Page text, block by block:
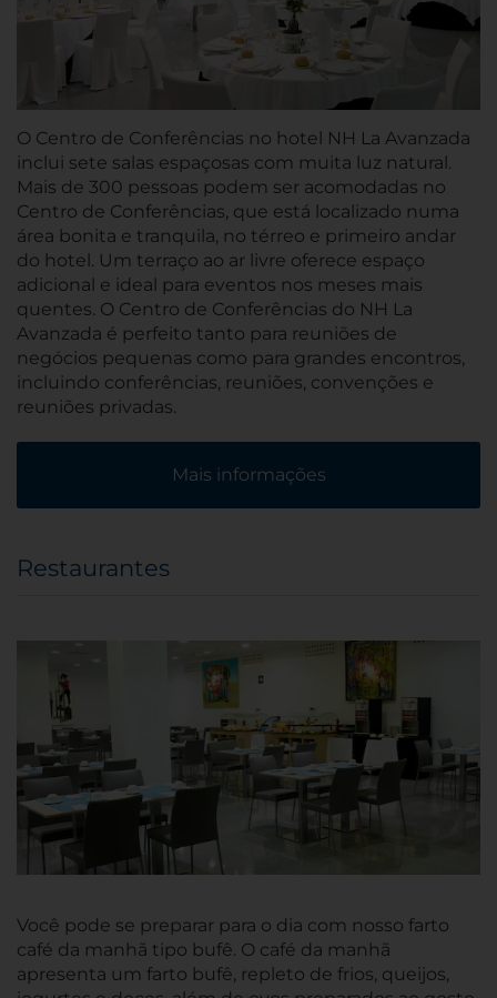
O Centro de Conferências no hotel NH La Avanzada
inclui sete salas espaçosas com muita luz natural.
Mais de 300 pessoas podem ser acomodadas no
Centro de Conferências, que está localizado numa
área bonita e tranquila, no térreo e primeiro andar
do hotel. Um terraço ao ar livre oferece espaço
adicional e ideal para eventos nos meses mais
quentes. O Centro de Conferências do NH La
Avanzada é perfeito tanto para reuniões de
negócios pequenas como para grandes encontros,
incluindo conferências, reuniões, convenções e
reuniões privadas.
Mais informações
Restaurantes
Você pode se preparar para o dia com nosso farto
café da manhã tipo bufê. O café da manhã
apresenta um farto bufê, repleto de frios, queijos,